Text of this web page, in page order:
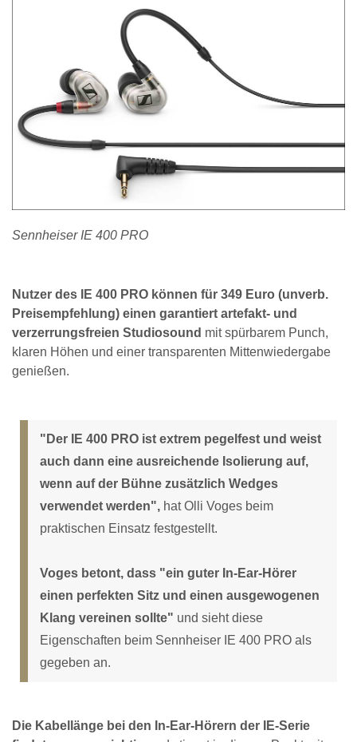
Sennheiser IE 400 PRO
Nutzer des IE 400 PRO können für 349 Euro (unverb.
Preisempfehlung) einen garantiert artefakt- und
verzerrungsfreien Studiosound mit spürbarem Punch,
klaren Höhen und einer transparenten Mittenwiedergabe
genießen.
"Der IE 400 PRO ist extrem pegelfest und weist
auch dann eine ausreichende Isolierung auf,
wenn auf der Bühne zusätzlich Wedges
verwendet werden", hat Olli Voges beim
praktischen Einsatz festgestellt.
Voges betont, dass "ein guter In-Ear-Hörer
einen perfekten Sitz und einen ausgewogenen
Klang vereinen sollte" und sieht diese
Eigenschaften beim Sennheiser IE 400 PRO als
gegeben an.
Die Kabellänge bei den In-Ear-Hörern der IE-Serie